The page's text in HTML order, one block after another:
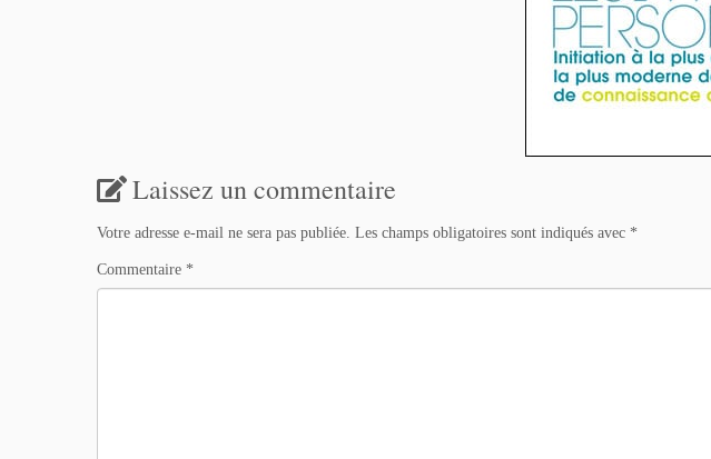
Laissez un commentaire
Votre adresse e-mail ne sera pas publiée. Les champs obligatoires sont indiqués avec *
Commentaire *